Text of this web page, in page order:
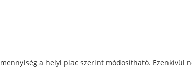
a helyi piac szerint módosítható. Ezenkívül